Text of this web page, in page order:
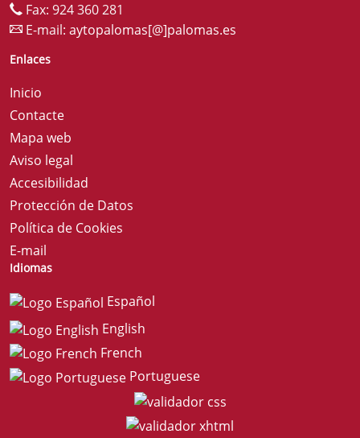
Fax: 924 360 281
E-mail: aytopalomas[@]palomas.es
Enlaces
Inicio
Contacte
Mapa web
Aviso legal
Accesibilidad
Protección de Datos
Política de Cookies
E-mail
Idiomas
Español
English
French
Portuguese